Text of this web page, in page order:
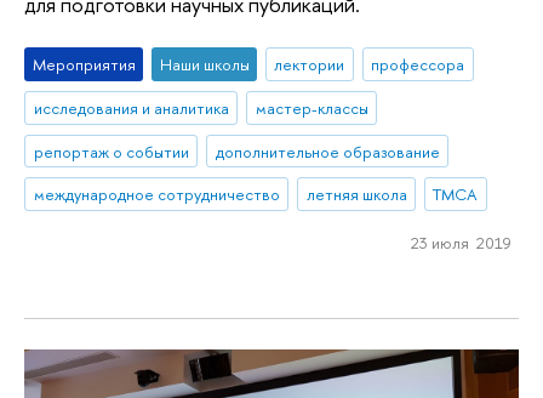
Мероприятия Наши школы лектории
профессора
исследования и аналитика
мастер-классы
репортаж о событии
дополнительное образование
международное сотрудничество
летняя школа ТМСА
23 июля 2019